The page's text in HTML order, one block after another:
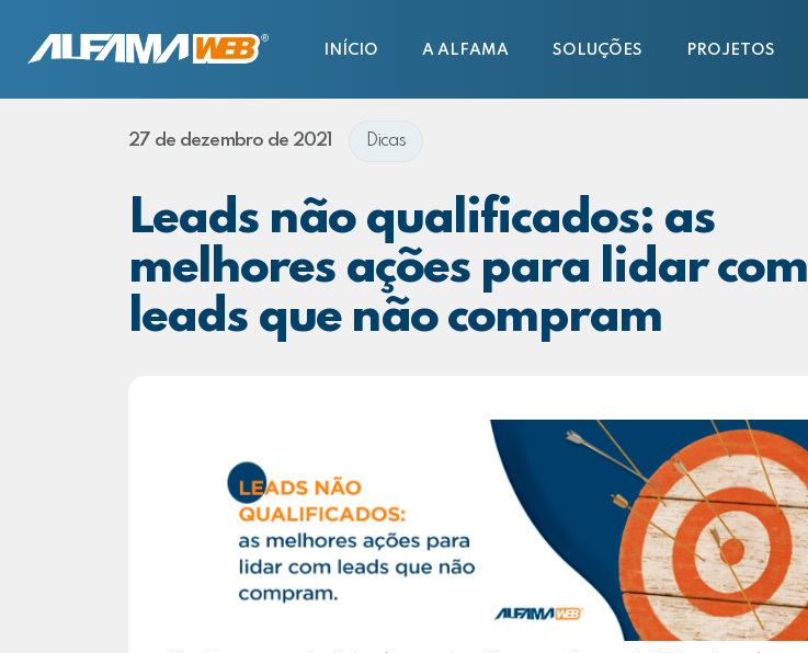
INÍCIO A ALFAMA SOLUÇÕES PROJETOS
27 de dezembro de 2021 Dicas
Leads não qualificados: as
melhores ações para lidar com
leads que não compram